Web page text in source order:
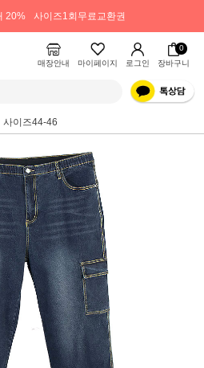
20% 사이즈1회무료교환권
매장안내 마이페이지 로그인
0
장바구니
사이즈44-46